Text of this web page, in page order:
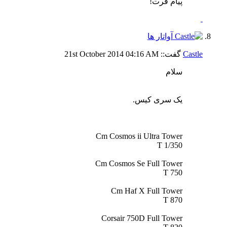
Castle گفت:: 21st October 2014 04:16 AM
سلام
یک سری کیس.
Cm Cosmos ii Ultra Tower
1/350 T
Cm Cosmos Se Full Tower
750 T
Cm Haf X Full Tower
870 T
Corsair 750D Full Tower